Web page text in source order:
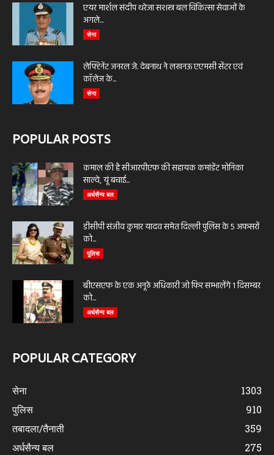
एयर मार्शल संदीप थरेजा सशस्त्र बल चिकित्सा सेवाओं के
अगले...
सेना
लेफ्टिनेंट जनरल जे. देबनाथ ने लखनऊ एएमसी सेंटर एवं
कॉलेज के...
सेना
POPULAR POSTS
कमाल की है सीआरपीएफ की सहायक कमांडेंट मोनिका
साल्वे, यूं बचाई...
अर्धसैन्य बल
डीसीपी संजीव कुमार यादव समेत दिल्ली पुलिस के 5 अफसरों
को...
पुलिस
बीएसएफ के एक अनूठे अधिकारी जो फिर सम्भालेंगे 1 दिसम्बर
को...
अर्धसैन्य बल
POPULAR CATEGORY
सेना
1303
पुलिस
910
तबादला/तैनाती
359
अर्धसैन्य बल
275